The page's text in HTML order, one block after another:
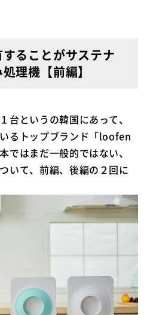
ることがサステナ
理機【前編】
台というの韓国にあって、
るトップブランド「loofen
ではまだ一般的ではない、
いて、前編、後編の２回に